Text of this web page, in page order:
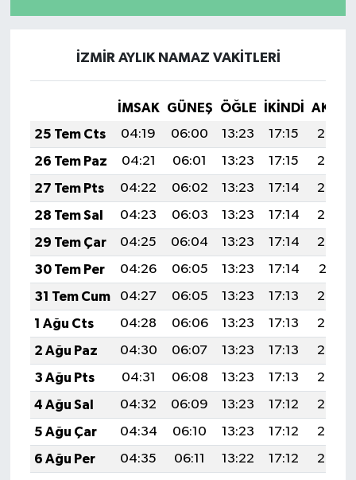
İZMİR AYLIK NAMAZ VAKITLERI
İMSAK GÜNEŞ ÖĞLE İKINDI
25 Tem Cts
04:19 06:00 13:23 17:15
20:36
26 Tem Paz
04:21 06:01 13:23 17:15
20:35
27 Tem Pts
04:22 06:02 13:23 17:14
20:34
28 Tem Sal
04:23 06:03 13:23 17:14
20:33
29 Tem Çar
04:25 06:04 13:23 17:14
20:32
30 Tem Per
04:26 06:05 13:23 17:14
20:31
31 Tem Cum
04:27 06:05 13:23 17:13
20:30
1 Ağu Cts
04:28 06:06 13:23 17:13
20:29
2 Ağu Paz
04:30 06:07 13:23 17:13
20:28
3 Ağu Pts
04:31 06:08 13:23 17:13
20:27
4 Ağu Sal
04:32 06:09 13:23 17:12
20:26
5 Ağu Çar
04:34 06:10 13:23 17:12
20:25
6 Ağu Per
04:35 06:11 13:22 17:12
20:24